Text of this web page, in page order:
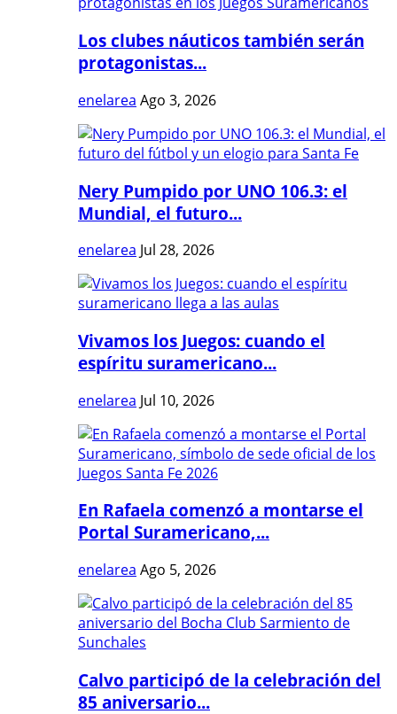
Los clubes náuticos también serán
protagonistas...
enelarea Ago 3, 2026
Nery Pumpido por UNO 106.3: el
Mundial, el futuro...
enelarea Jul 28, 2026
Vivamos los Juegos: cuando el
espíritu suramericano...
enelarea Jul 10, 2026
En Rafaela comenzó a montarse el
Portal Suramericano,...
enelarea Ago 5, 2026
Calvo participó de la celebración del
85 aniversario...